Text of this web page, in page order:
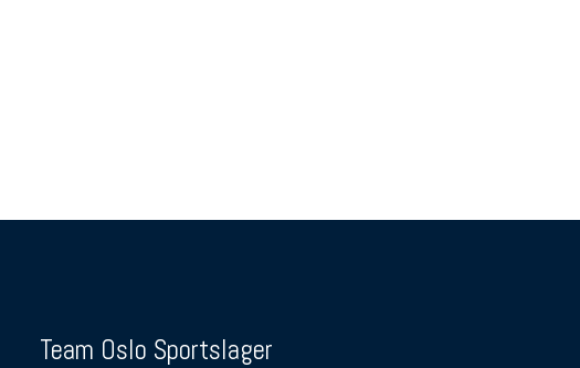
Team Oslo Sportslager